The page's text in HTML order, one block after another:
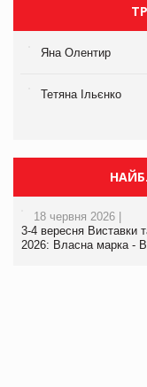
Яна Олентир
Тетяна Ільєнко
18 червня 2026 |
3-4 вересня Виставки
2026: Власна марка -